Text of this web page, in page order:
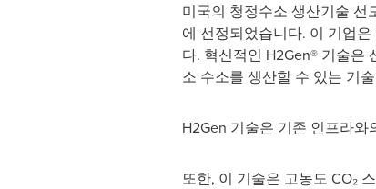
미국의 청정수소 생산기술 선
에 선정되었습니다. 이 기업
다. 혁신적인 H2Gen® 기술은
소 수소를 생산할 수 있는 기
H2Gen 기술은 기존 인프라
또한, 이 기술은 고농도 CO₂